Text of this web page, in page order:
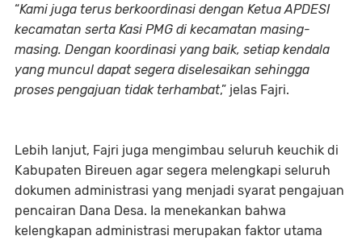
“Kami juga terus berkoordinasi dengan Ketua APDESI
kecamatan serta Kasi PMG di kecamatan masing-
masing. Dengan koordinasi yang baik, setiap kendala
yang muncul dapat segera diselesaikan sehingga
proses pengajuan tidak terhambat,” jelas Fajri.
Lebih lanjut, Fajri juga mengimbau seluruh keuchik di
Kabupaten Bireuen agar segera melengkapi seluruh
dokumen administrasi yang menjadi syarat pengajuan
pencairan Dana Desa. Ia menekankan bahwa
kelengkapan administrasi merupakan faktor utama